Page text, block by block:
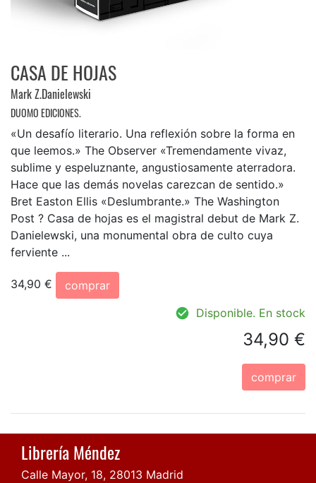
CASA DE HOJAS
Mark Z.Danielewski
DUOMO EDICIONES.
«Un desafío literario. Una reflexión sobre la forma en
que leemos.» The Observer «Tremendamente vivaz,
sublime y espeluznante, angustiosamente aterradora.
Hace que las demás novelas carezcan de sentido.»
Bret Easton Ellis «Deslumbrante.» The Washington
Post ? Casa de hojas es el magistral debut de Mark Z.
Danielewski, una monumental obra de culto cuya
ferviente ...
34,90 €
comprar
Disponible. En stock
34,90 €
comprar
Librería Méndez
Calle Mayor, 18, 28013 Madrid